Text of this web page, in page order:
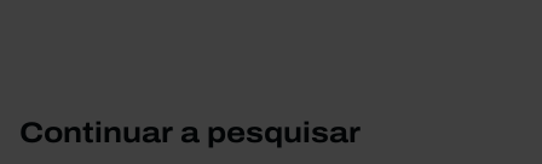
Continuar a pesquisar